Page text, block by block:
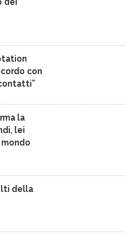
dei
con
la
lei
della